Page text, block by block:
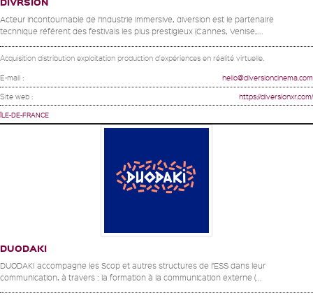
Acteur incontournable de l’industrie immersive, diversion est le partenaire
technique référent des festivals les plus prestigieux (Cannes, Venise,...
Acquisition distribution exploitation production d'expériences en réalité virtuelle.
E-mail : hello@diversioncinema.com
Site web : https://diversionxr.com/
ÎLE-DE-FRANCE
DUODAKI
DUODAKI accompagne les Scop et autres structures de l’ESS dans leur
communication, à travers : la formation à la communication externe (...